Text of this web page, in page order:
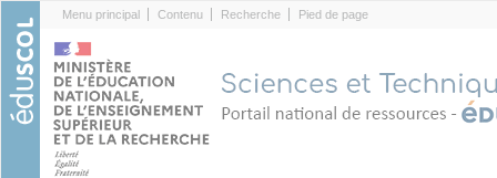
Menu principal Contenu Recherche Pied de page